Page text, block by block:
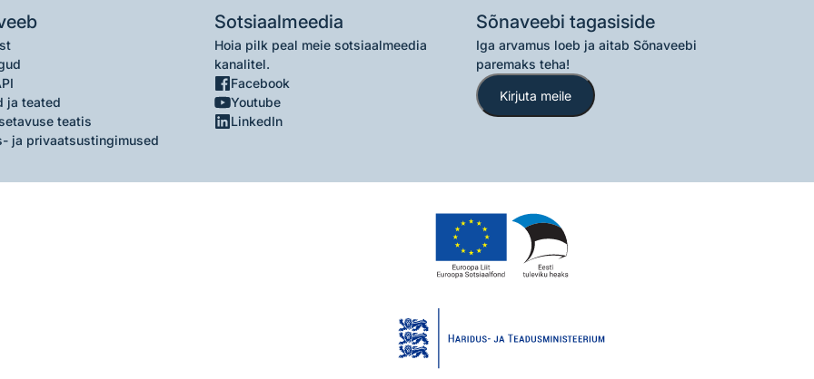
ja teated
teatis
ja privaatsustingimused
Sotsiaalmeedia
Hoia pilk peal meie sotsiaalmeedia
kanalitel.
Facebook
Youtube
LinkedIn
Sõnaveebi tagasiside
Iga arvamus loeb ja aitab Sõnaveebi
paremaks teha!
Kirjuta meile